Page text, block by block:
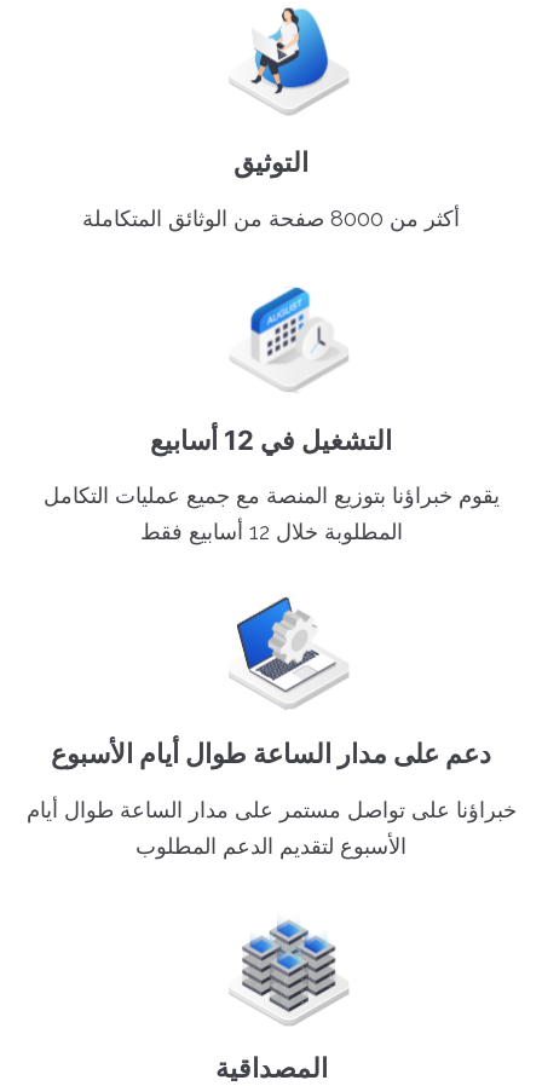
التوثيق
أكثر من 8000 صفحة من الوثائق المتكاملة
التشغيل في 12 أسابيع
يقوم خبراؤنا بتوزيع المنصة مع جميع عمليات التكامل
المطلوبة خلال 12 أسابيع فقط
دعم على مدار الساعة طوال أيام الأسبوع
خبراؤنا على تواصل مستمر على مدار الساعة طوال أيام
الأسبوع لتقديم الدعم المطلوب
المصداقية